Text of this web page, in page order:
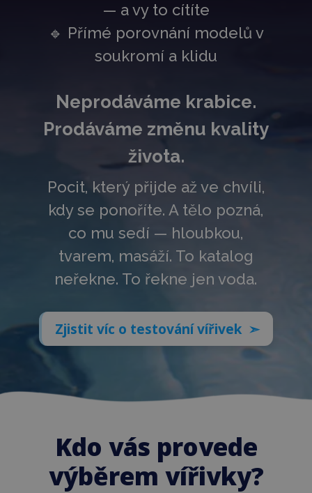
— a vy to cítíte
🔹 Přímé porovnání modelů v
soukromí a klidu
Neprodáváme krabice.
Prodáváme změnu kvality
života.
Pocit, který přijde až ve chvíli,
kdy se ponoříte. A tělo pozná,
co mu sedí — hloubkou,
tvarem, masáží. To katalog
neřekne. To řekne jen voda.
Zjistit víc o testování vířivek ➣
Kdo vás provede
výběrem vířivky?